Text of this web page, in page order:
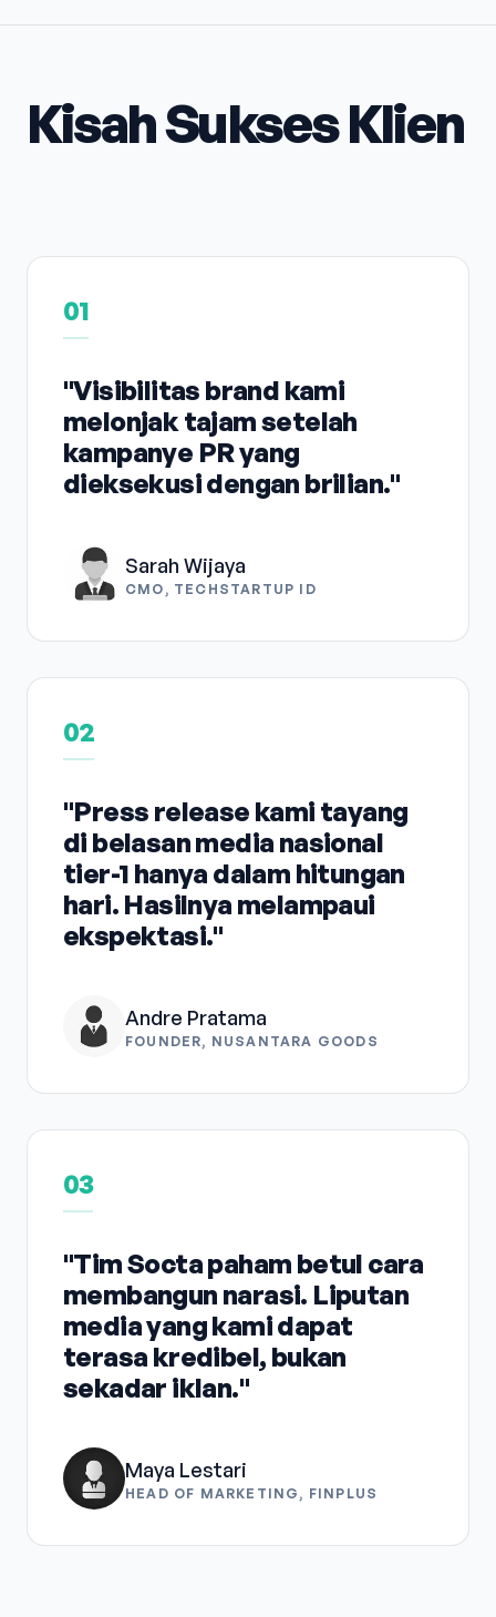
Kisah Sukses Klien
01
"Visibilitas brand kami
melonjak tajam setelah
kampanye PR yang
dieksekusi dengan brilian."
Sarah Wijaya
CMO, TECHSTARTUP ID
02
"Press release kami tayang
di belasan media nasional
tier-1 hanya dalam hitungan
hari. Hasilnya melampaui
ekspektasi."
Andre Pratama
FOUNDER, NUSANTARA GOODS
03
"Tim Socta paham betul cara
membangun narasi. Liputan
media yang kami dapat
terasa kredibel, bukan
sekadar iklan."
Maya Lestari
HEAD OF MARKETING, FINPLUS